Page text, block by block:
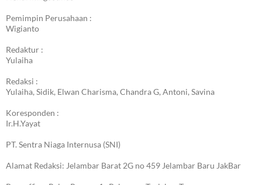
Pemimpin Perusahaan :
Wigianto
Redaktur :
Yulaiha
Redaksi :
Yulaiha, Sidik, Elwan Charisma, Chandra G, Antoni, Savina
Koresponden :
Ir.H.Yayat
PT. Sentra Niaga Internusa (SNI)
Alamat Redaksi: Jelambar Barat 2G no 459 Jelambar Baru JakBar